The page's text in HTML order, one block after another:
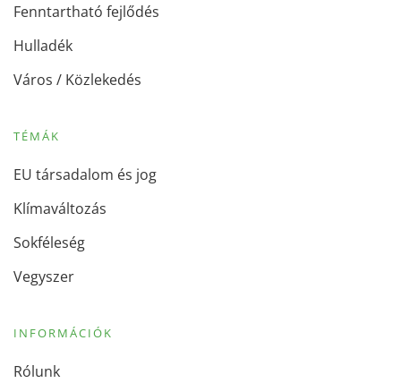
Fenntartható fejlődés
Hulladék
Város / Közlekedés
TÉMÁK
EU társadalom és jog
Klímaváltozás
Sokféleség
Vegyszer
INFORMÁCIÓK
Rólunk